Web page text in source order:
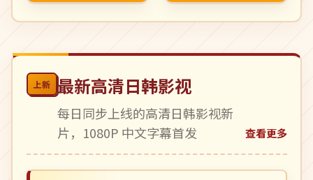
群像剧的高水准之
作。
和式家族电影的延
续。
上新 最新高清日韩影视
每日同步上线的高清日韩影视新
片，1080P 中文字幕首发
查看更多
独播